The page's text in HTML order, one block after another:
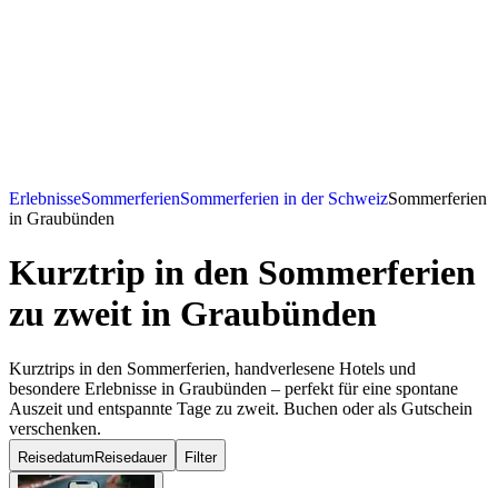
ErlebnisseSommerferienSommerferien in der SchweizSommerferien
in Graubünden
Kurztrip in den Sommerferien
zu zweit in Graubünden
Kurztrips in den Sommerferien, handverlesene Hotels und
besondere Erlebnisse in Graubünden – perfekt für eine spontane
Auszeit und entspannte Tage zu zweit. Buchen oder als Gutschein
verschenken.
Reisedatum Reisedauer Filter